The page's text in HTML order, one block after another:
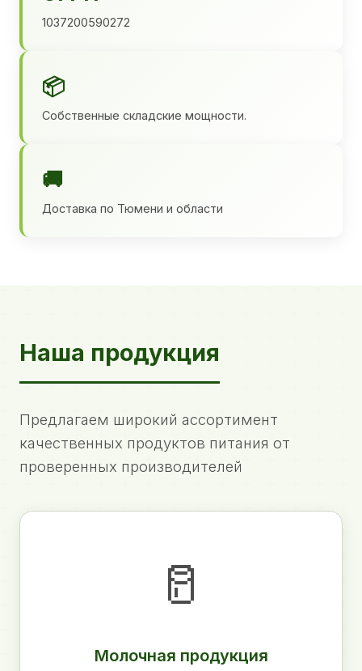
1037200590272
📦
Собственные складские мощности.
🚚
Доставка по Тюмени и области
Наша продукция
Предлагаем широкий ассортимент
качественных продуктов питания от
проверенных производителей
🥛
Молочная продукция